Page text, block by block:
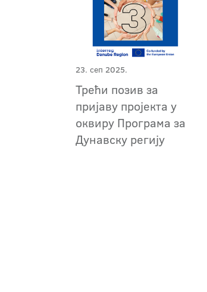
23. сеп 2025.
Трећи позив за
пријаву пројекта у
оквиру Програма за
Дунавску регију